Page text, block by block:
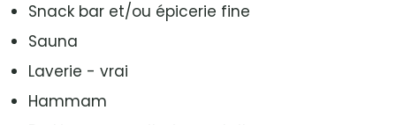
Snack bar et/ou épicerie fine
Sauna
Laverie - vrai
Hammam